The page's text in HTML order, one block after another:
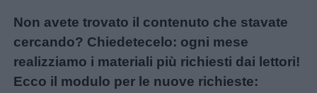
Non avete trovato il contenuto che stavate
cercando? Chiedetecelo: ogni mese
realizziamo i materiali più richiesti dai lettori!
Ecco il modulo per le nuove richieste: